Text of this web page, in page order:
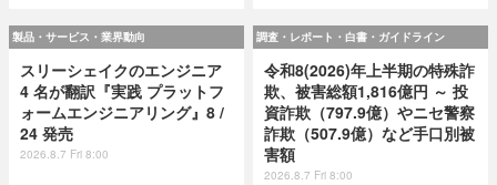
製品・サービス・業界動向
スリーシェイクのエンジニア
4 名が翻訳『実践 プラットフ
ォームエンジニアリング』8 /
24 発売
2026.8.7 Fri 8:00
調査・レポート・白書・ガイドライン
令和8(2026)年上半期の特殊詐
欺、被害総額1,816億円 ～ 投
資詐欺（797.9億）やニセ警察
詐欺（507.9億）など手口別被
害額
2026.8.7 Fri 8:00